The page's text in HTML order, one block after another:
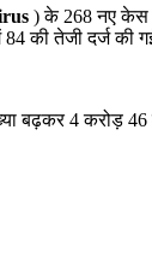
) के 268 नए केस
की तेजी दर्ज की
बढ़कर 4 करोड़